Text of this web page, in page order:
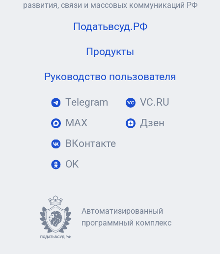
развития, связи и массовых коммуникаций РФ
Податьвсуд.РФ
Продукты
Руководство пользователя
Telegram
MAX
ВКонтакте
OK
VC.RU
Дзен
Автоматизированный
программный комплекс